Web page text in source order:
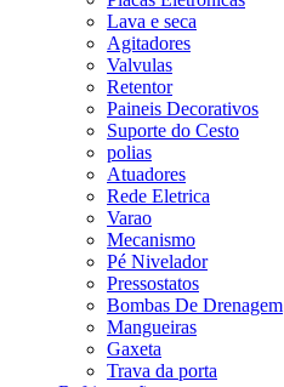
Lava e seca
Agitadores
Valvulas
Retentor
Paineis Decorativos
Suporte do Cesto
polias
Atuadores
Rede Eletrica
Varao
Mecanismo
Pé Nivelador
Pressostatos
Bombas De Drenagem
Mangueiras
Gaxeta
Trava da porta